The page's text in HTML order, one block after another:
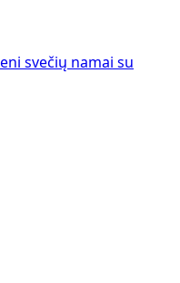
svečių namai su